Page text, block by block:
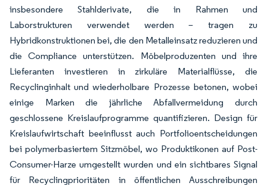
insbesondere Stahlderivate, die in Rahmen und
Laborstrukturen verwendet werden – tragen zu
Hybridkonstruktionen bei, die den Metalleinsatz reduzieren und
die Compliance unterstützen. Möbelproduzenten und ihre
Lieferanten investieren in zirkuläre Materialflüsse, die
Recyclinginhalt und wiederholbare Prozesse betonen, wobei
einige Marken die jährliche Abfallvermeidung durch
geschlossene Kreislaufprogramme quantifizieren. Design für
Kreislaufwirtschaft beeinflusst auch Portfolioentscheidungen
bei polymerbasiertem Sitzmöbel, wo Produktikonen auf Post-
Consumer-Harze umgestellt wurden und ein sichtbares Signal
für Recyclingprioritäten in öffentlichen Ausschreibungen